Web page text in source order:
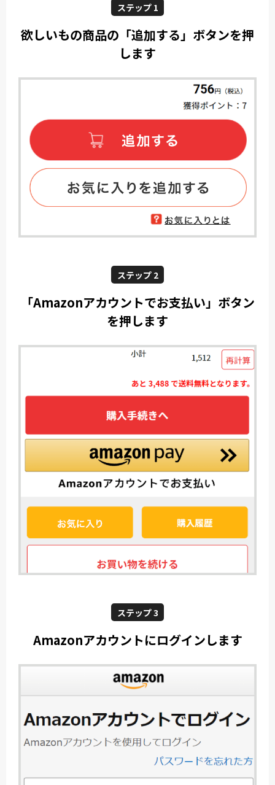
ステップ 1
欲しいもの商品の「追加する」ボタンを押
します
ステップ 2
「Amazonアカウントでお支払い」ボタン
を押します
ステップ 3
Amazonアカウントにログインします